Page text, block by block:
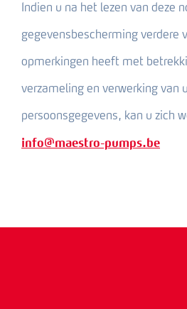
Indien u na het lezen van deze
gegevensbescherming verdere
opmerkingen heeft met
verzameling en verwerking van
persoonsgegevens, kan u zich
info@maestro-pumps.be